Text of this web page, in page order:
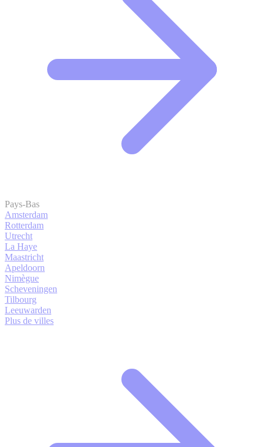
Pays-Bas
Amsterdam
Rotterdam
Utrecht
La Haye
Maastricht
Apeldoorn
Nimègue
Scheveningen
Tilbourg
Leeuwarden
Plus de villes